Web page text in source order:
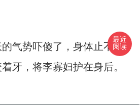
气势吓傻了，身体止不住
牙，将李寡妇护在身后。
最近
阅读